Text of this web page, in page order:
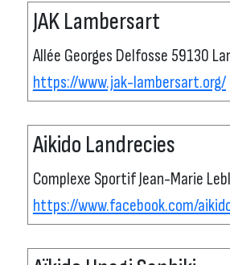
JAK Lambersart
Allée Georges Delfosse 59130
https://www.jak-lambersart.org/
Aikido Landrecies
Complexe Sportif Jean-Marie
https://www.facebook.com/